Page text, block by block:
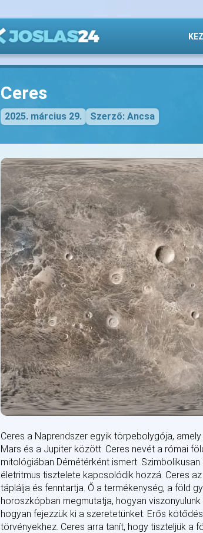
Ceres
2025. március 29. Szerző: Ancsa
Ceres a Naprendszer egyik törpebolygója,
Mars és a Jupiter között. Ceres nevét a római
mitológiában Démétérként ismert.
életritmus tisztelete kapcsolódik hozzá. Ceres
táplálja és fenntartja. Ő a termékenység, a föld
horoszkópban megmutatja, hogyan
hogyan fejezzük ki a szeretetünket. Erős
törvényekhez. Ceres arra tanít, hogy tiszteljük a